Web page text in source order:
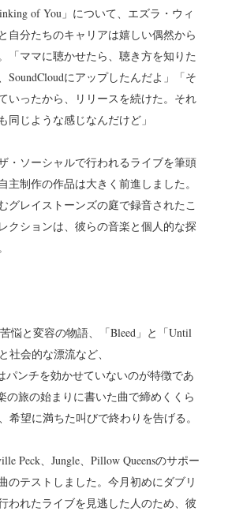
of You」について、エズラ・ウィ
自分たちのキャリアは嬉しい偶然から
「ママに聴かせたら、聴き方を知りた
SoundCloudにアップしたんだよ」「そ
いったから、リリースを続けた。それ
同じような感じなんだけど」
・ソーシャルで行われるライブを筆頭
主制作の作品は大きく前進しました。
グレイストーンズの庭で録音されたこ
クションは、彼らの音楽と個人的な探
苦悩と変容の物語、「Bleed」と「Until
社会的な漂流など、
はパンチを効かせていないのが特徴であ
の旅の始まりに書いた曲で締めくくら
希望に満ちた叫びで終わりを告げる。
Peck、Jungle、Pillow Queensのサポー
のテストしました。今月初めにダブリ
われたライブを見逃した人のため、彼